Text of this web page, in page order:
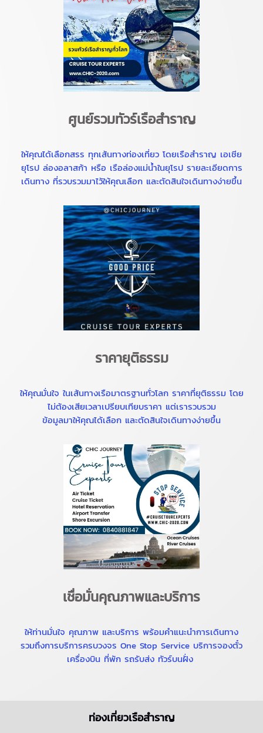
ศูนย์รวมทัวร์เรือสำราญ
ให้คุณได้เลือกสรร ทุกเส้นทางท่องเที่ยว โดยเรือสำราญ เอเชีย
ยุโรป ล่องอลาสก้า หรือ เรือล่องแม่น้ำในยุโรป รายละเอียดการ
เดินทาง ที่รวบรวมมาไว้ให้คุณเลือก และตัดสินใจเดินทางง่ายขึ้น
ราคายุติธรรม
ให้คุณมั่นใจ ในเส้นทางเรือมาตรฐานทั่วโลก ราคาที่ยุติธรรม โดย
ไม่ต้องเสียเวลาเปรียบเทียบราคา แต่เรารวบรวม
ข้อมูลมาให้คุณได้เลือก และตัดสินใจเดินทางง่ายขึ้น
เชื่อมั่นคุณภาพและบริการ
ให้ท่านมั่นใจ คุณภาพ และบริการ พร้อมคำแนะนำการเดินทาง
รวมถึงการบริการครบวงจร One Stop Service บริการจองตั๋ว
เครื่องบิน ที่พัก รถรับส่ง ทัวร์บนฝั่ง
ท่องเที่ยวเรือสำราญ